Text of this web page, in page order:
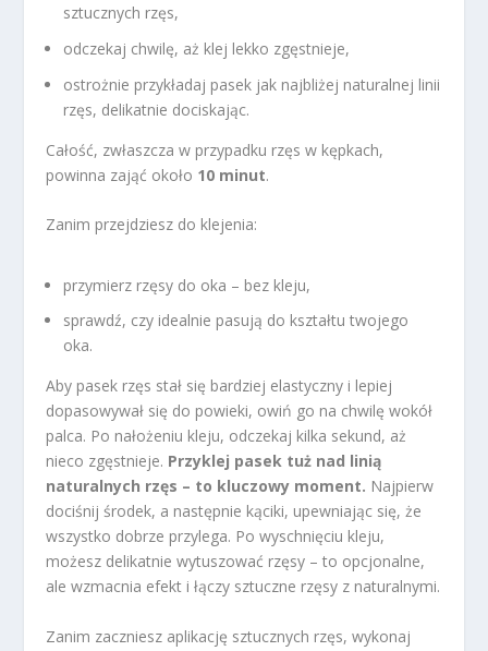
sztucznych rzęs,
odczekaj chwilę, aż klej lekko zgęstnieje,
ostrożnie przykładaj pasek jak najbliżej naturalnej linii
rzęs, delikatnie dociskając.
Całość, zwłaszcza w przypadku rzęs w kępkach,
powinna zająć około 10 minut.
Zanim przejdziesz do klejenia:
przymierz rzęsy do oka – bez kleju,
sprawdź, czy idealnie pasują do kształtu twojego
oka.
Aby pasek rzęs stał się bardziej elastyczny i lepiej
dopasowywał się do powieki, owiń go na chwilę wokół
palca. Po nałożeniu kleju, odczekaj kilka sekund, aż
nieco zgęstnieje. Przyklej pasek tuż nad linią
naturalnych rzęs – to kluczowy moment. Najpierw
dociśnij środek, a następnie kąciki, upewniając się, że
wszystko dobrze przylega. Po wyschnięciu kleju,
możesz delikatnie wytuszować rzęsy – to opcjonalne,
ale wzmacnia efekt i łączy sztuczne rzęsy z naturalnymi.
Zanim zaczniesz aplikację sztucznych rzęs, wykonaj